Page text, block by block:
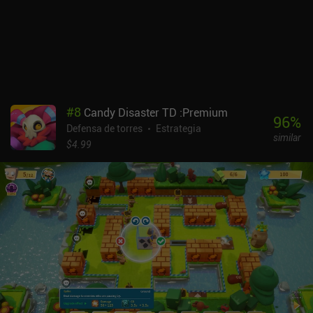
#8 Candy Disaster TD :Premium
Defensa de torres
Estrategia
$4.99
96%
similar